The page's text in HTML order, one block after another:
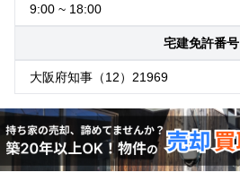
9:00 ~ 18:00
宅建免許番号
大阪府知事（12）21969